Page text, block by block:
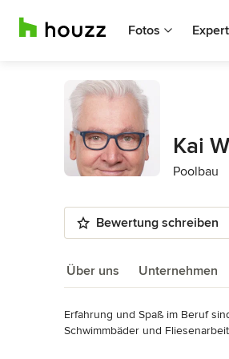
Fotos
Kai
Poolbau
Bewertung schreiben
Über uns Unternehmen
Über uns
Erfahrung und Spaß im Beruf
Schwimmbäder und